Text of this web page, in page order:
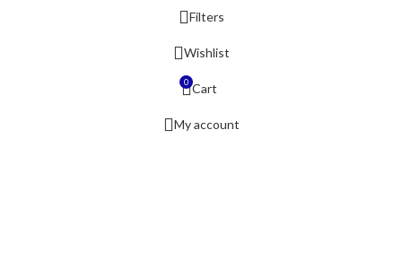
Filters
Wishlist
0 Cart
My account